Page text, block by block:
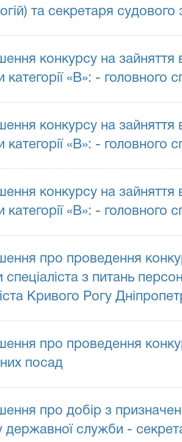
та секретаря судового
конкурсу на зайняття
«В»: - головного
конкурсу на зайняття
«В»: - головного
конкурсу на зайняття
«В»: - головного
про проведення
спеціаліста з питань
Кривого Рогу
про проведення
посад
про добір з
державної служби -